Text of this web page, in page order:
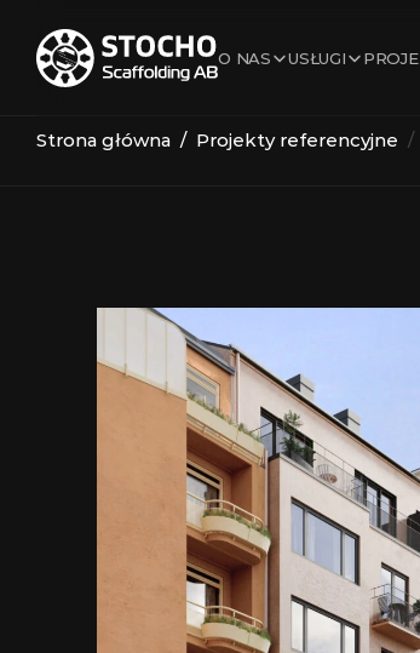
O NAS USŁUGI
Strona główna
  /
Projekty referencyjne